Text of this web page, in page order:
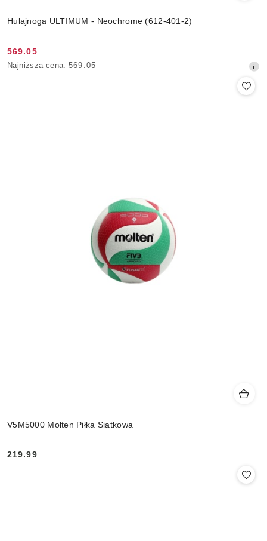
Hulajnoga ULTIMUM - Neochrome (612-401-2)
Cena
promocyjna:
569.05
Najniższa
Najniższa cena: 569.05
V5M5000 Molten Piłka Siatkowa
Cena:
219.99